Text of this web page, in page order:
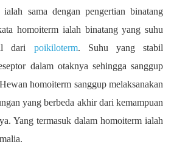
ialah sama dengan pengertian binatang
homoiterm ialah binatang yang suhu
dari poikiloterm. Suhu yang stabil
dalam otaknya sehingga sanggup
homoiterm sanggup melaksanakan
yang berbeda akhir dari kemampuan
Yang termasuk dalam homoiterm ialah